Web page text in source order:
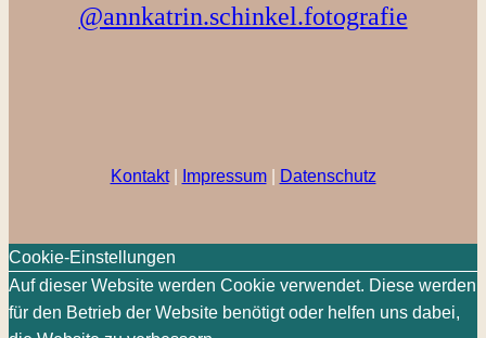
@annkatrin.schinkel.fotografie
Kontakt| Impressum| Datenschutz
Cookie-Einstellungen
Auf dieser Website werden Cookie verwendet. Diese werden
für den Betrieb der Website benötigt oder helfen uns dabei,